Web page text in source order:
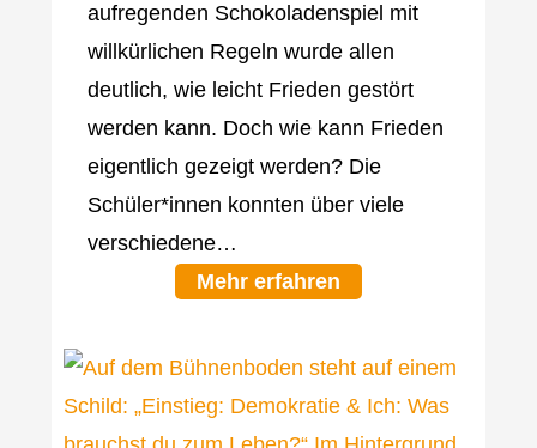
aufregenden Schokoladenspiel mit
willkürlichen Regeln wurde allen
deutlich, wie leicht Frieden gestört
werden kann. Doch wie kann Frieden
eigentlich gezeigt werden? Die
Schüler*innen konnten über viele
verschiedene…
Mehr erfahren